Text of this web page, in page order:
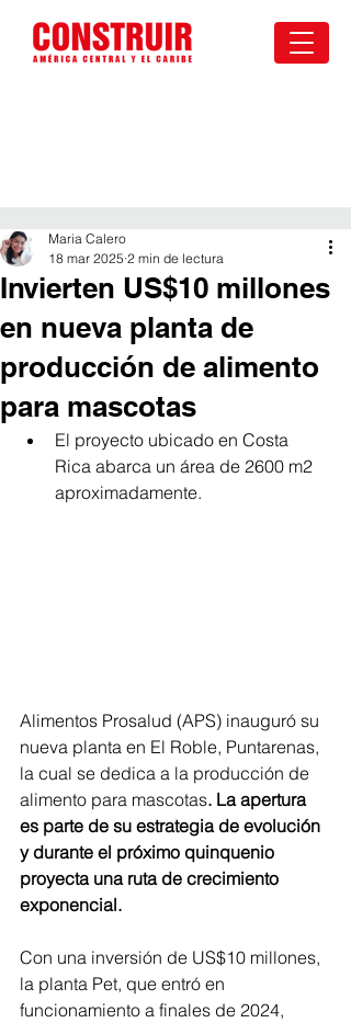
Invierten US$10 millones
en nueva planta de
producción de alimento
para mascotas
Maria Calero
18 mar 2025 2 min de lectura
El proyecto ubicado en Costa
Rica abarca un área de 2600 m2
aproximadamente.
Alimentos Prosalud (APS) inauguró su
nueva planta en El Roble, Puntarenas,
la cual se dedica a la producción de
alimento para mascotas. La apertura
es parte de su estrategia de evolución
y durante el próximo quinquenio
proyecta una ruta de crecimiento
exponencial.
Con una inversión de US$10 millones,
la planta Pet, que entró en
funcionamiento a finales de 2024,